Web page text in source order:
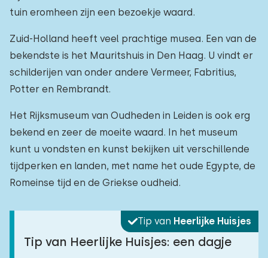
tuin eromheen zijn een bezoekje waard.
Zuid-Holland heeft veel prachtige musea. Een van de
bekendste is het Mauritshuis in Den Haag. U vindt er
schilderijen van onder andere Vermeer, Fabritius,
Potter en Rembrandt.
Het Rijksmuseum van Oudheden in Leiden is ook erg
bekend en zeer de moeite waard. In het museum
kunt u vondsten en kunst bekijken uit verschillende
tijdperken en landen, met name het oude Egypte, de
Romeinse tijd en de Griekse oudheid.
Tip van Heerlijke Huisjes
Tip van Heerlijke Huisjes: een dagje